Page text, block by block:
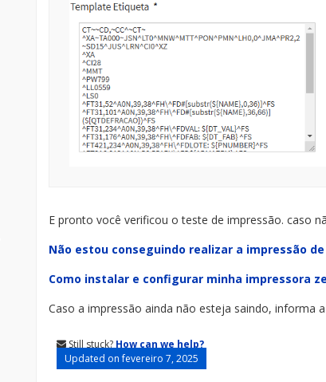
E pronto você verificou o teste de impressão. caso
Não estou conseguindo realizar a impressão
Como instalar e configurar minha impressora
Caso a impressão ainda não esteja saindo, informa
Still stuck? How can we help?
Updated on fevereiro 7, 2025